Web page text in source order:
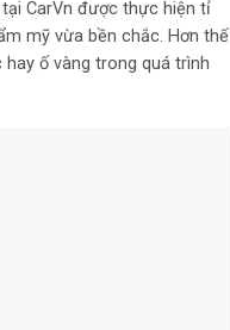
CarVn được thực hiện tỉ
mỹ vừa bền chắc. Hơn thế
ố vàng trong quá trình